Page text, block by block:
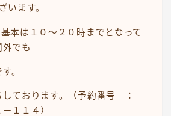
います。
は１０～２０時までとなって
でも
。
しております。（予約番号 ：
１１４）